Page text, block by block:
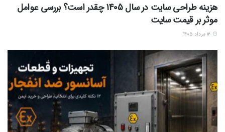
هزینه طراحی سایت در سال 1405 چقدر است؟ بررسی عوامل
موثر بر قیمت سایت